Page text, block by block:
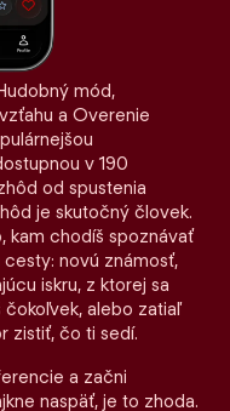
mód,
a Overenie
v 190
od spustenia
je skutočný človek.
kam chodíš spoznávať
cesty: novú známosť,
iskru, z ktorej sa
alebo zatiaľ
zistiť, čo ti sedí.
a začni
naspäť, je to zhoda.